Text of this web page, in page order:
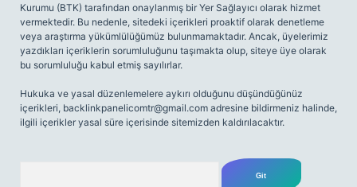
Kurumu (BTK) tarafından onaylanmış bir Yer Sağlayıcı olarak hizmet
vermektedir. Bu nedenle, sitedeki içerikleri proaktif olarak denetleme
veya araştırma yükümlülüğümüz bulunmamaktadır. Ancak, üyelerimiz
yazdıkları içeriklerin sorumluluğunu taşımakta olup, siteye üye olarak
bu sorumluluğu kabul etmiş sayılırlar.
Hukuka ve yasal düzenlemelere aykırı olduğunu düşündüğünüz
içerikleri, backlinkpanelicomtr@gmail.com adresine bildirmeniz halinde,
ilgili içerikler yasal süre içerisinde sitemizden kaldırılacaktır.